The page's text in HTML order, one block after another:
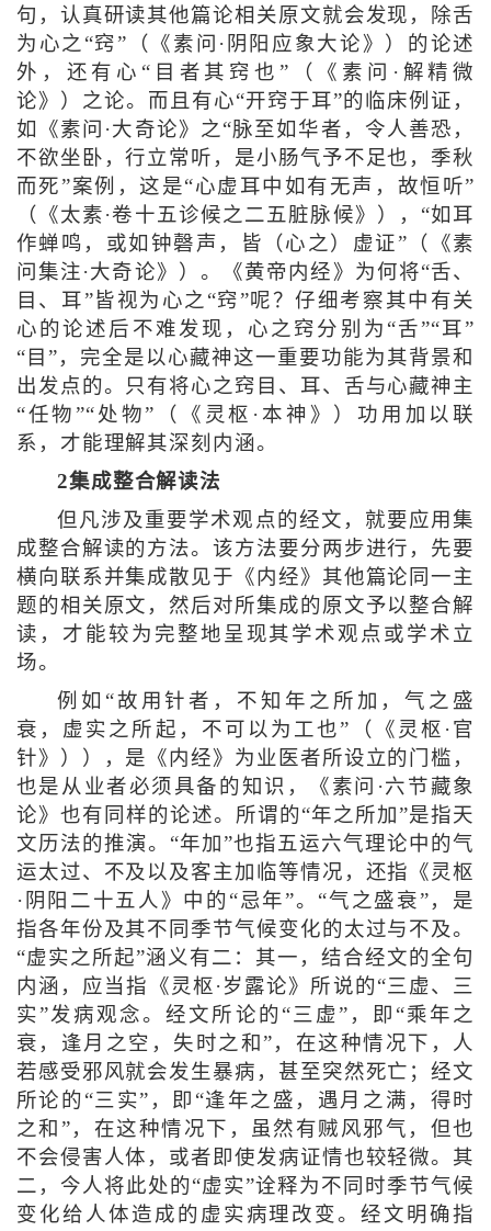
句，认真研读其他篇论相关原文就会发现，除舌
为心之“窍”（《素问·阴阳应象大论》）的论述
外，还有心“目者其窍也”（《素问·解精微
论》）之论。而且有心“开窍于耳”的临床例证，
如《素问·大奇论》之“脉至如华者，令人善恐，
不欲坐卧，行立常听，是小肠气予不足也，季秋
而死”案例，这是“心虚耳中如有无声，故恒听”
（《太素·卷十五诊候之二五脏脉候》），“如耳
作蝉鸣，或如钟磬声，皆（心之）虚证”（《素
问集注·大奇论》）。《黄帝内经》为何将“舌、
目、耳”皆视为心之“窍”呢？仔细考察其中有关
心的论述后不难发现，心之窍分别为“舌”“耳”
“目”，完全是以心藏神这一重要功能为其背景和
出发点的。只有将心之窍目、耳、舌与心藏神主
“任物”“处物”（《灵枢·本神》）功用加以联
系，才能理解其深刻内涵。
2集成整合解读法
但凡涉及重要学术观点的经文，就要应用集
成整合解读的方法。该方法要分两步进行，先要
横向联系并集成散见于《内经》其他篇论同一主
题的相关原文，然后对所集成的原文予以整合解
读，才能较为完整地呈现其学术观点或学术立
场。
例如“故用针者，不知年之所加，气之盛
衰，虚实之所起，不可以为工也”（《灵枢·官
针》）），是《内经》为业医者所设立的门槛，
也是从业者必须具备的知识，《素问·六节藏象
论》也有同样的论述。所谓的“年之所加”是指天
文历法的推演。“年加”也指五运六气理论中的气
运太过、不及以及客主加临等情况，还指《灵枢
·阴阳二十五人》中的“忌年”。“气之盛衰”，是
指各年份及其不同季节气候变化的太过与不及。
“虚实之所起”涵义有二：其一，结合经文的全句
内涵，应当指《灵枢·岁露论》所说的“三虚、三
实”发病观念。经文所论的“三虚”，即“乘年之
衰，逢月之空，失时之和”，在这种情况下，人
若感受邪风就会发生暴病，甚至突然死亡；经文
所论的“三实”，即“逢年之盛，遇月之满，得时
之和”，在这种情况下，虽然有贼风邪气，但也
不会侵害人体，或者即使发病证情也较轻微。其
二，今人将此处的“虚实”诠释为不同时季节气候
变化给人体造成的虚实病理改变。经文明确指